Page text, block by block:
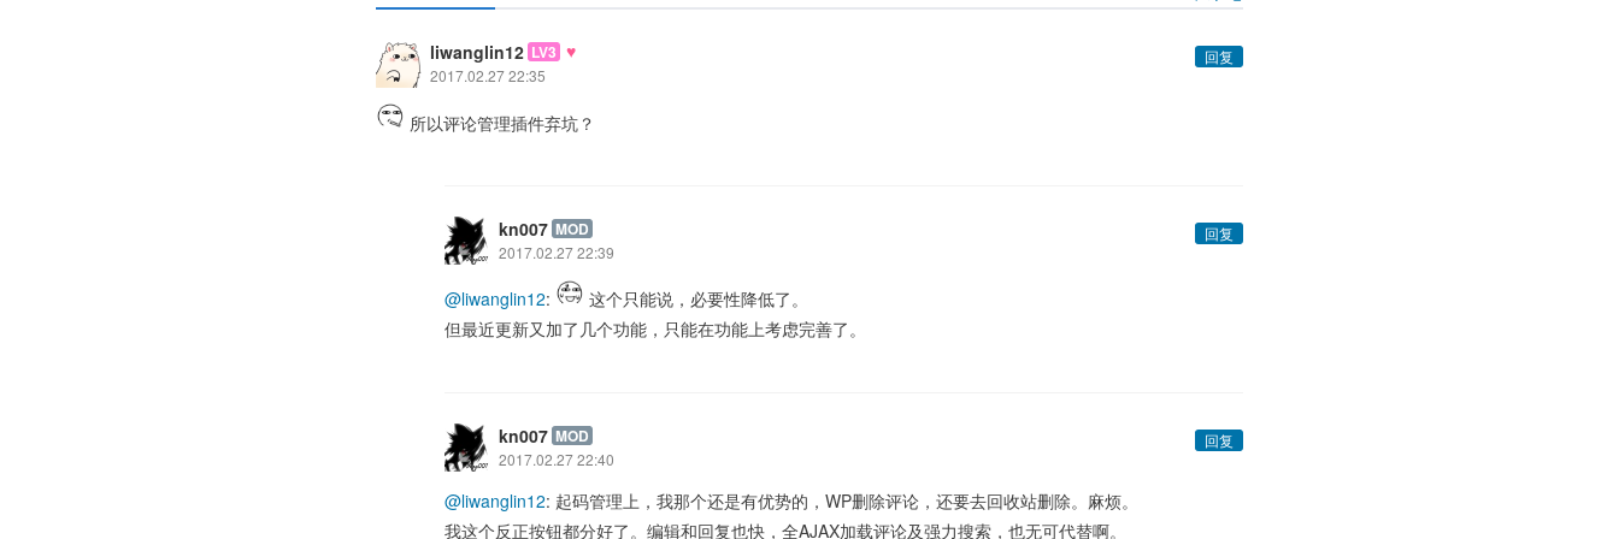
liwanglin12 LV3 ♥
回复
2017.02.27 22:35
所以评论管理插件弃坑？
kn007 MOD
回复
2017.02.27 22:39
@liwanglin12:
这个只能说，必要性降低了。
但最近更新又加了几个功能，只能在功能上考虑完善了。
kn007 MOD
回复
2017.02.27 22:40
@liwanglin12: 起码管理上，我那个还是有优势的，WP删除评论，还要去回收站删除。麻烦。
我这个反正按钮都分好了。编辑和回复也快，全AJAX加载评论及强力搜索，也无可代替啊。